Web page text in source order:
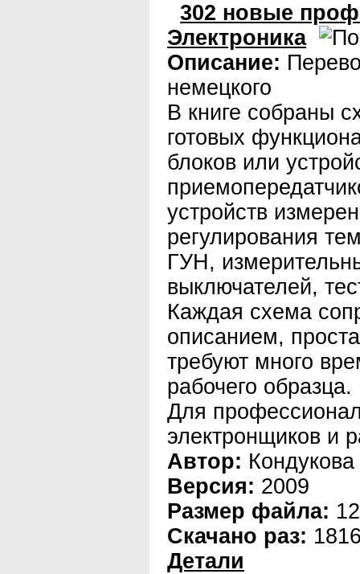
302 новые
Электроника
Описание:
немецкого
В книге собраны
готовых
блоков или
устройств
регулирования
ГУН,
выключателей,
Каждая схема
описанием,
требуют много
рабочего образца.
Для
электронщиков и
Автор:
Версия: 2009
Размер файла:
Скачано раз:
Детали